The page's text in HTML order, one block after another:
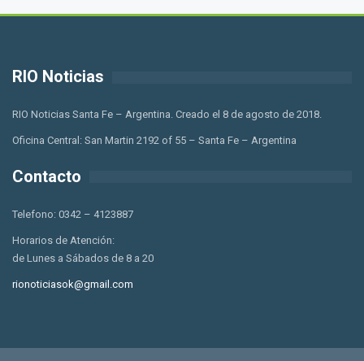
RIO Noticias
RIO Noticias Santa Fe – Argentina. Creado el 8 de agosto de 2018.
Oficina Central: San Martin 2192 of 55 – Santa Fe – Argentina
Contacto
Telefono: 0342 – 4123887
Horarios de Atención:
de Lunes a Sábados de 8 a 20
rionoticiasok@gmail.com